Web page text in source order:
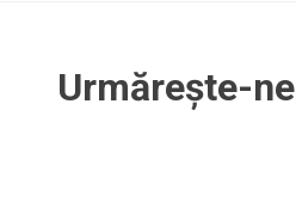
Urmărește-ne